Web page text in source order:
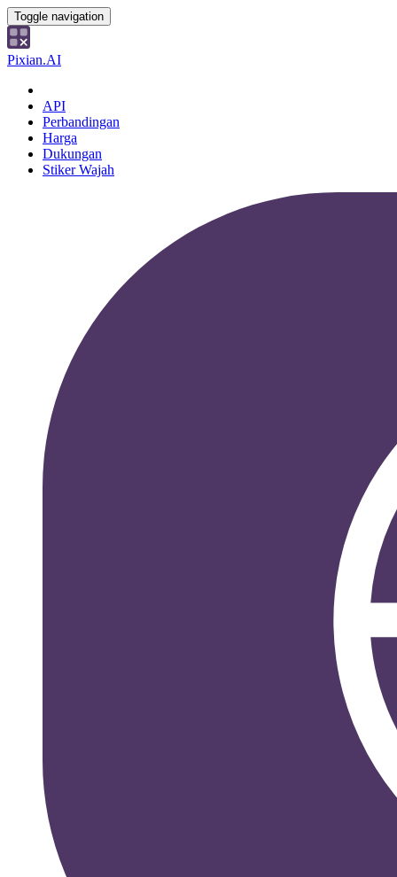
Toggle navigation
Pixian.AI
API
Perbandingan
Harga
Dukungan
Stiker Wajah